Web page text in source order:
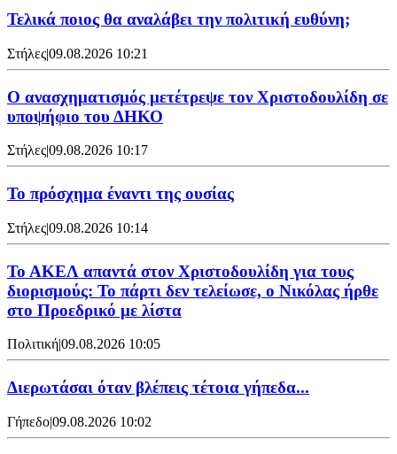
Τελικά ποιος θα αναλάβει την πολιτική ευθύνη;
Στήλες|09.08.2026 10:21
Ο ανασχηματισμός μετέτρεψε τον Χριστοδουλίδη σε
υποψήφιο του ΔΗΚΟ
Στήλες|09.08.2026 10:17
Το πρόσχημα έναντι της ουσίας
Στήλες|09.08.2026 10:14
Το ΑΚΕΛ απαντά στον Χριστοδουλίδη για τους
διορισμούς: Το πάρτι δεν τελείωσε, ο Νικόλας ήρθε
στο Προεδρικό με λίστα
Πολιτική|09.08.2026 10:05
Διερωτάσαι όταν βλέπεις τέτοια γήπεδα...
Γήπεδο|09.08.2026 10:02